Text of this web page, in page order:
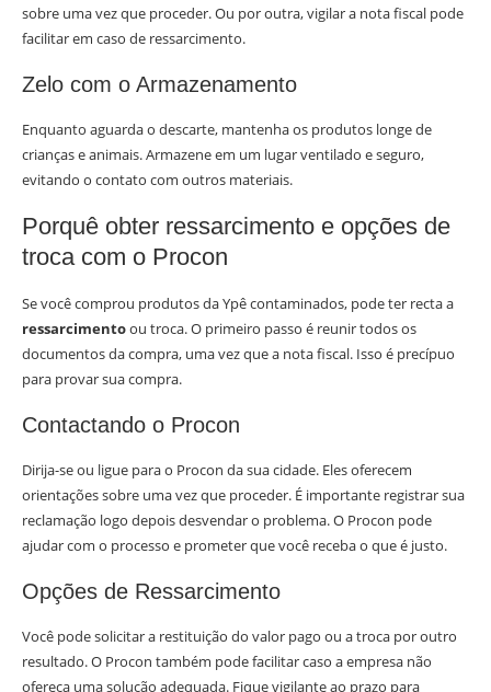
sobre uma vez que proceder. Ou por outra, vigilar a nota fiscal pode
facilitar em caso de ressarcimento.
Zelo com o Armazenamento
Enquanto aguarda o descarte, mantenha os produtos longe de
crianças e animais. Armazene em um lugar ventilado e seguro,
evitando o contato com outros materiais.
Porquê obter ressarcimento e opções de
troca com o Procon
Se você comprou produtos da Ypê contaminados, pode ter recta a
ressarcimentoou troca. O primeiro passo é reunir todos os
documentos da compra, uma vez que a nota fiscal. Isso é precípuo
para provar sua compra.
Contactando o Procon
Dirija-se ou ligue para o Procon da sua cidade. Eles oferecem
orientações sobre uma vez que proceder. É importante registrar sua
reclamação logo depois desvendar o problema. O Procon pode
ajudar com o processo e prometer que você receba o que é justo.
Opções de Ressarcimento
Você pode solicitar a restituição do valor pago ou a troca por outro
resultado. O Procon também pode facilitar caso a empresa não
ofereça uma solução adequada. Fique vigilante ao prazo para